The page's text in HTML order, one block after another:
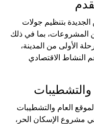
بتنظيم جولات
المشروعات، بما في ذلك
الأولى من المدينة،
النشاط الاقتصادي
العام والتشطيبات
مشروع الإسكان الحر،